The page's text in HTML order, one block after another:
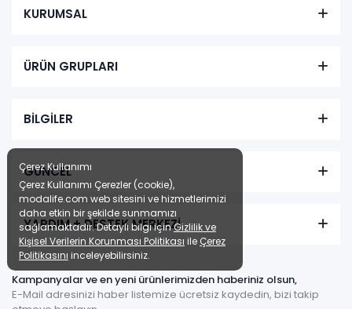
Tüm kartlara vade
KURUMSAL
ÜRÜN GRUPLARI
BİLGİLER
GÜNCEL
YARDIM + DESTEK MERKEZİ
Kampanyalar ve en yeni ürünlerimizden haberiniz olsun,
E-Mail adresinizi haber listemize ücretsiz kaydedin, bizi takip
Çerez Kullanımı
Çerez Kullanımı Çerezler (cookie),
modalife.com web sitesini ve hizmetlerimizi
daha etkin bir şekilde sunmamızı
sağlamaktadır. Detaylı bilgi içinGizlilik ve
Kişisel Verilerin Korunması Politikası ile Çerez
Politikasını inceleyebilirsiniz.